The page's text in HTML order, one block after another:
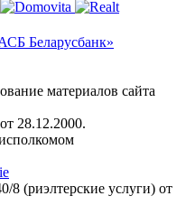
материалов сайта
28.12.2000.
(риэлтерские услуги) от